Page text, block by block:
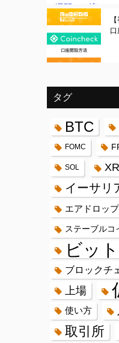
タグ
BTC
FOMC
SOL
イーサリ
エアドロップ
ステーブルコ
ビッ
ブロックチ
上場
使い方
取引所